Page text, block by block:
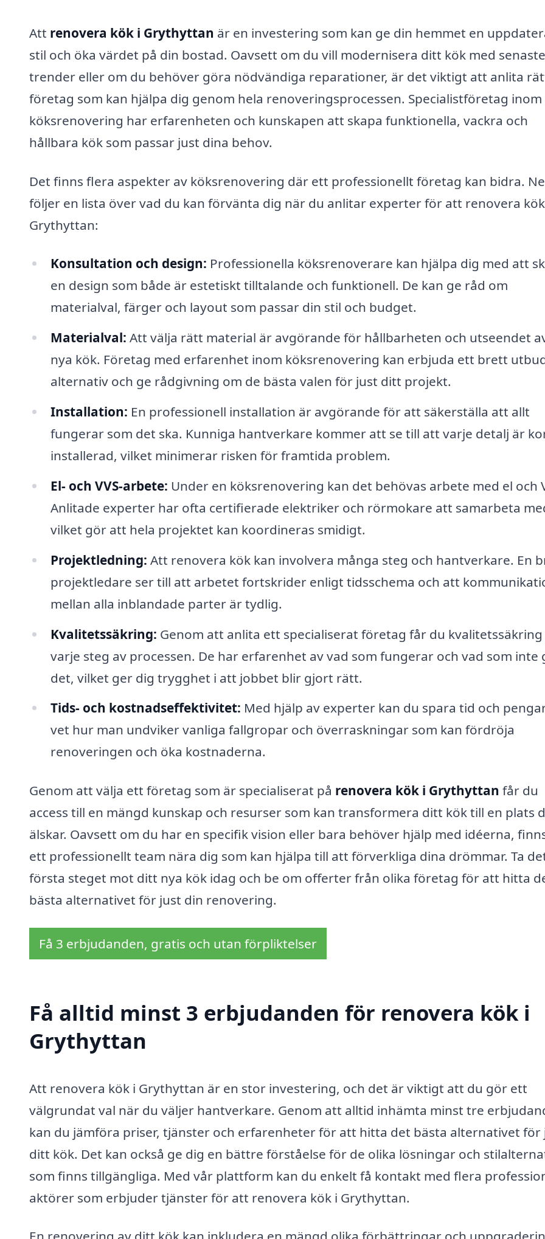
Att renovera kök i Grythyttan är en investering som kan ge din hemmet en
stil och öka värdet på din bostad. Oavsett om du vill modernisera ditt kök med senaste
trender eller om du behöver göra nödvändiga reparationer, är det viktigt att anlita
företag som kan hjälpa dig genom hela renoveringsprocessen. Specialistföretag inom
köksrenovering har erfarenheten och kunskapen att skapa funktionella, vackra och
hållbara kök som passar just dina behov.
Det finns flera aspekter av köksrenovering där ett professionellt företag kan bidra.
följer en lista över vad du kan förvänta dig när du anlitar experter för att renovera
Grythyttan:
Konsultation och design: Professionella köksrenoverare kan hjälpa dig med att
en design som både är estetiskt tilltalande och funktionell. De kan ge råd om
materialval, färger och layout som passar din stil och budget.
Materialval: Att välja rätt material är avgörande för hållbarheten och utseendet
nya kök. Företag med erfarenhet inom köksrenovering kan erbjuda ett brett
alternativ och ge rådgivning om de bästa valen för just ditt projekt.
Installation: En professionell installation är avgörande för att säkerställa att allt
fungerar som det ska. Kunniga hantverkare kommer att se till att varje detalj är
installerad, vilket minimerar risken för framtida problem.
El- och VVS-arbete: Under en köksrenovering kan det behövas arbete med el och
Anlitade experter har ofta certifierade elektriker och rörmokare att samarbeta
vilket gör att hela projektet kan koordineras smidigt.
Projektledning: Att renovera kök kan involvera många steg och hantverkare. En
projektledare ser till att arbetet fortskrider enligt tidsschema och att
mellan alla inblandade parter är tydlig.
Kvalitetssäkring: Genom att anlita ett specialiserat företag får du kvalitetssäkring
varje steg av processen. De har erfarenhet av vad som fungerar och vad som inte
det, vilket ger dig trygghet i att jobbet blir gjort rätt.
Tids- och kostnadseffektivitet: Med hjälp av experter kan du spara tid och
vet hur man undviker vanliga fallgropar och överraskningar som kan fördröja
renoveringen och öka kostnaderna.
Genom att välja ett företag som är specialiserat på renovera kök i Grythyttan får du
access till en mängd kunskap och resurser som kan transformera ditt kök till en plats
älskar. Oavsett om du har en specifik vision eller bara behöver hjälp med idéerna,
ett professionellt team nära dig som kan hjälpa till att förverkliga dina drömmar. Ta
första steget mot ditt nya kök idag och be om offerter från olika företag för att hitta
bästa alternativet för just din renovering.
Få 3 erbjudanden, gratis och utan förpliktelser
Få alltid minst 3 erbjudanden för renovera kök i
Grythyttan
Att renovera kök i Grythyttan är en stor investering, och det är viktigt att du gör ett
välgrundat val när du väljer hantverkare. Genom att alltid inhämta minst tre
kan du jämföra priser, tjänster och erfarenheter för att hitta det bästa alternativet för
ditt kök. Det kan också ge dig en bättre förståelse för de olika lösningar och
som finns tillgängliga. Med vår plattform kan du enkelt få kontakt med flera
aktörer som erbjuder tjänster för att renovera kök i Grythyttan.